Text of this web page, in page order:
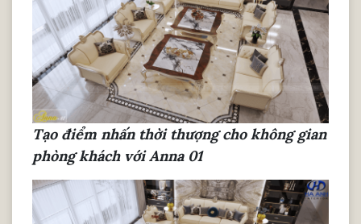
Tạo điểm nhấn thời thượng cho không gian
phòng khách với Anna 01